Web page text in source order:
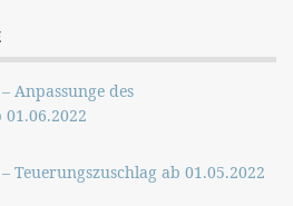
Anpassunge des
Teuerungszuschlag ab 01.05.2022